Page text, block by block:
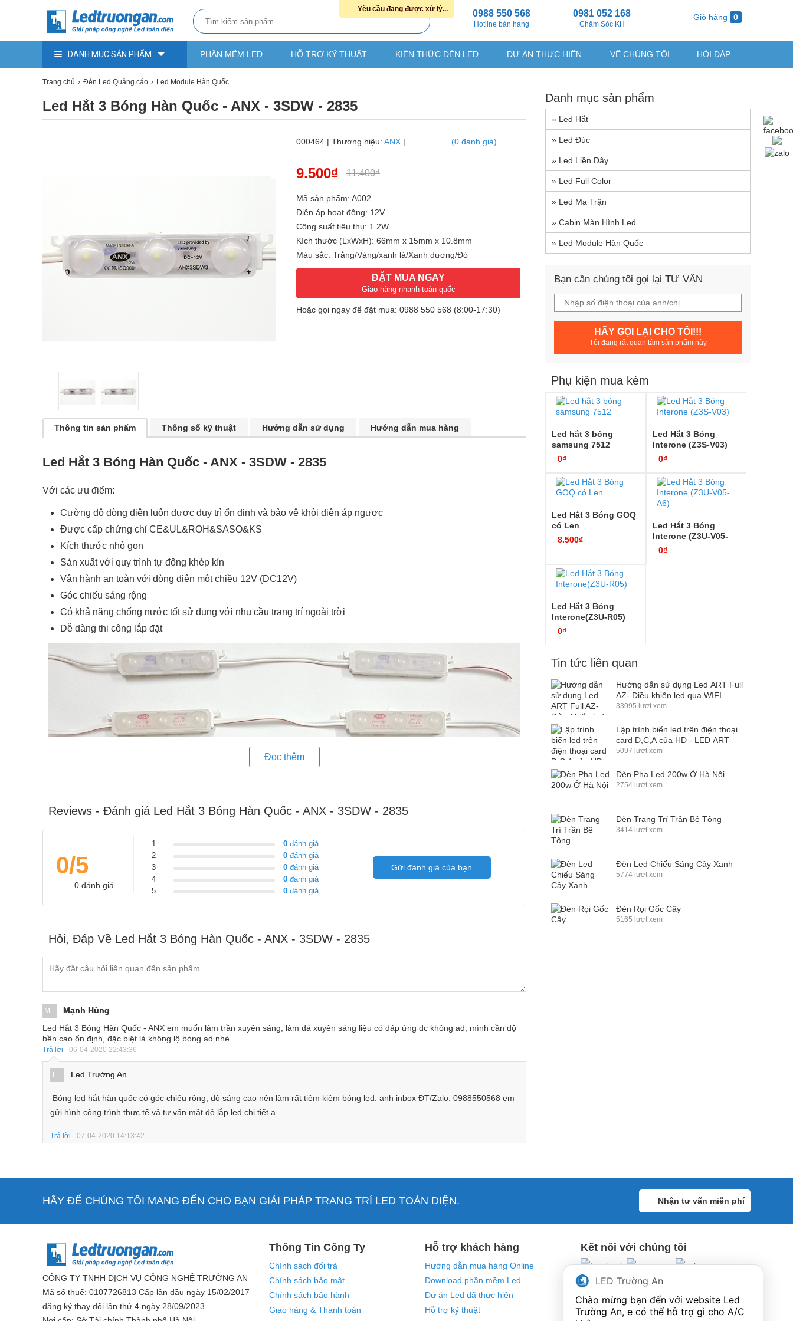
0988 550 568
Hotline bán hàng
0981 052 168
Chăm Sóc KH
Giỏ hàng 0
DANH MỤC SẢN PHẨM PHẦN MỀM LED HỖ TRỢ KỸ THUẬT KIẾN THỨC ĐÈN LED DỰ ÁN THỰC HIỆN VỀ CHÚNG TÔI HỎI ĐÁP
Trang chủ Đèn Led Quảng cáo Led Module Hàn Quốc
Led Hắt 3 Bóng Hàn Quốc - ANX - 3SDW - 2835
000464 | Thương hiệu: ANX | (0 đánh giá)
9.500₫ 11.400₫
Mã sản phẩm: A002
Điên áp hoạt động: 12V
Công suất tiêu thụ: 1.2W
Kích thước (LxWxH): 66mm x 15mm x 10.8mm
Màu sắc: Trắng/Vàng/xanh lá/Xanh dương/Đỏ
ĐẶT MUA NGAY
Giao hàng nhanh toàn quốc
Hoặc gọi ngay để đặt mua: 0988 550 568 (8:00-17:30)
Thông tin sản phẩm Thông số kỹ thuật Hướng dẫn sử dụng Hướng dẫn mua hàng
Led Hắt 3 Bóng Hàn Quốc - ANX - 3SDW - 2835
Với các ưu điểm:
Cường độ dòng điện luôn được duy trì ổn định và bảo vệ khỏi điện áp ngược
Được cấp chứng chỉ CE&UL&ROH&SASO&KS
Kích thước nhỏ gọn
Sản xuất với quy trình tự đông khép kín
Vận hành an toàn với dòng điên một chiều 12V (DC12V)
Góc chiếu sáng rộng
Có khả năng chống nước tốt sử dụng với nhu cầu trang trí ngoài trời
Dễ dàng thi công lắp đặt
Đọc thêm
Reviews - Đánh giá Led Hắt 3 Bóng Hàn Quốc - ANX - 3SDW - 2835
0/5
0 đánh giá
1 0 đánh giá
2
0 đánh giá
3
0 đánh giá
4
0 đánh giá
5
0 đánh giá
Gửi đánh giá của bạn
Hỏi, Đáp Về Led Hắt 3 Bóng Hàn Quốc - ANX - 3SDW - 2835
M...
Mạnh Hùng
Led Hắt 3 Bóng Hàn Quốc - ANX em muốn làm trần xuyên sáng, làm đá xuyên sáng liệu có đáp ứng dc không ad, mình cần độ
bền cao ổn định, đặc biệt là không lộ bóng ad nhé
Trả lời 06-04-2020 22:43:36
L... Led Trường An
Bóng led hắt hàn quốc có góc chiếu rộng, độ sáng cao nên làm rất tiệm kiệm bóng led. anh inbox ĐT/Zalo: 0988550568 em
gửi hình công trình thực tế vâ tư vấn mật độ lắp led chi tiết ạ
Trả lời 07-04-2020 14:13:42
Danh mục sản phẩm
» Led Hắt
» Led Đúc
» Led Liền Dây
» Led Full Color
» Led Ma Trận
» Cabin Màn Hình Led
» Led Module Hàn Quốc
Bạn cần chúng tôi gọi lại TƯ VẤN
HÃY GỌI LẠI CHO TÔI!!!
Tôi đang rất quan tâm sản phẩm này
Phụ kiện mua kèm
Led hắt 3 bóng
samsung 7512
0₫
Led Hắt 3 Bóng
Interone (Z3S-V03)
0₫
Led Hắt 3 Bóng GOQ
có Len
8.500₫
Led Hắt 3 Bóng
Interone (Z3U-V05-
A6)
0₫
Led Hắt 3 Bóng
Interone(Z3U-R05)
0₫
Tin tức liên quan
Hướng dẫn sử dụng Led ART Full
AZ- Điều khiển led qua WIFI
33095 lượt xem
Lập trình biển led trên điện thoại
card D,C,A của HD - LED ART
5097 lượt xem
Đèn Pha Led 200w Ở Hà Nội
2754 lượt xem
Đèn Trang Trí Trần Bê Tông
3414 lượt xem
Đèn Led Chiếu Sáng Cây Xanh
5774 lượt xem
Đèn Rọi Gốc Cây
5165 lượt xem
HÃY ĐỂ CHÚNG TÔI MANG ĐẾN CHO BẠN GIẢI PHÁP TRANG TRÍ LED TOÀN DIỆN. Nhận tư vấn miễn phí
CÔNG TY TNHH DỊCH VỤ CÔNG NGHỆ TRƯỜNG AN
Mã số thuế: 0107726813 Cấp lần đầu ngày 15/02/2017
đăng ký thay đổi lần thứ 4 ngày 28/09/2023
Thông Tin Công Ty
Chính sách đổi trả
Chính sách bảo mật
Chính sách bảo hành
Giao hàng & Thanh toán
Hỗ trợ khách hàng
Hướng dẫn mua hàng Online
Download phần mềm Led
Dự án Led đã thực hiện
Hỗ trợ kỹ thuật
Kết nối với chúng tôi
Yêu cầu đang được xử lý...
LED Trường An
Chào mừng bạn đến với website Led
Trường An, e có thể hỗ trợ gì cho A/C